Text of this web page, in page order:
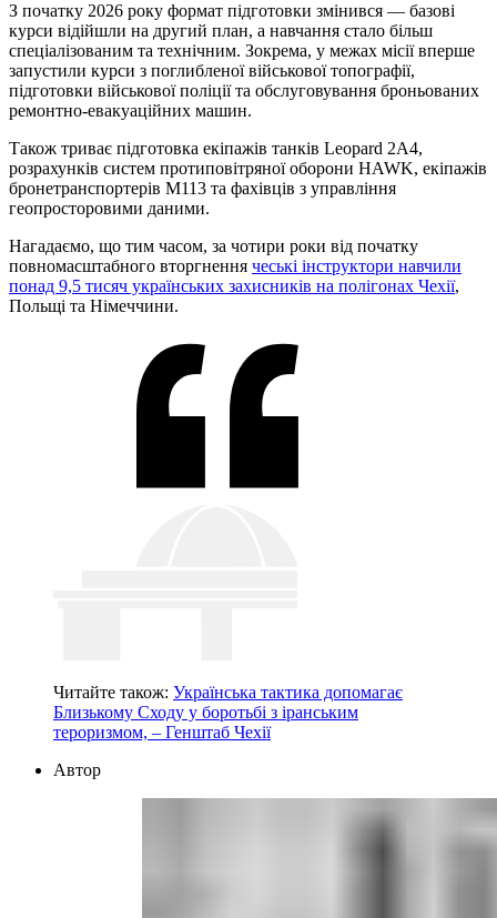
З початку 2026 року формат підготовки змінився — базові
курси відійшли на другий план, а навчання стало більш
спеціалізованим та технічним. Зокрема, у межах місії вперше
запустили курси з поглибленої військової топографії,
підготовки військової поліції та обслуговування броньованих
ремонтно-евакуаційних машин.
Також триває підготовка екіпажів танків Leopard 2A4,
розрахунків систем протиповітряної оборони HAWK, екіпажів
бронетранспортерів M113 та фахівців з управління
геопросторовими даними.
Нагадаємо, що тим часом, за чотири роки від початку
повномасштабного вторгнення чеські інструктори навчили
понад 9,5 тисяч українських захисників на полігонах Чехії,
Польщі та Німеччини.
Читайте також: Українська тактика допомагає
Близькому Сходу у боротьбі з іранським
тероризмом, – Генштаб Чехії
Автор